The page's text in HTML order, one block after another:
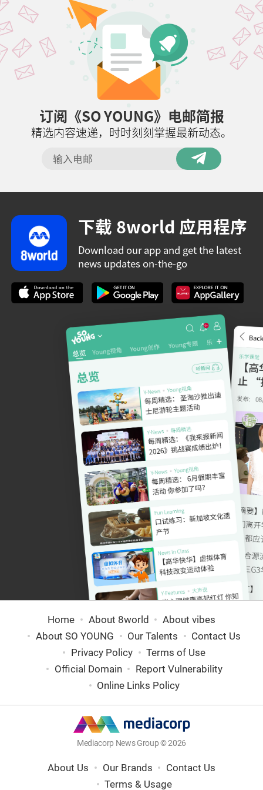
订阅《SO YOUNG》电邮简报
精选内容速递，时时刻刻掌握最新动态。
下载 8world 应用程序
Download our app and get the latest
news updates on-the-go
Home About 8world
About vibes
About SO YOUNG
Our Talents
Contact Us
Privacy Policy
Terms of Use
Official Domain
Report Vulnerability
Online Links Policy
Mediacorp News Group © 2026
About Us Our Brands
Contact Us
Terms & Usage